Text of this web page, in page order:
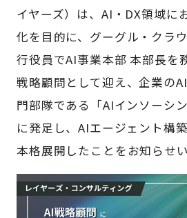
イヤーズ）は、AI・DX領域に
化を目的に、グーグル・クラ
行役員でAI事業本部 本部長を
戦略顧問として迎え、企業の
門部隊である「AIインソーシ
に発足し、AIエージェント構
本格展開したことをお知らせい